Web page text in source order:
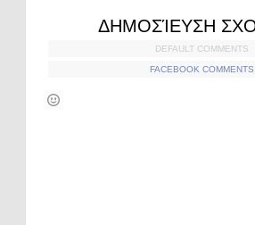
ΔΗΜΟΣΊΕΥΣΗ
DEFAULT COMMENTS
FACEBOOK COMMENTS